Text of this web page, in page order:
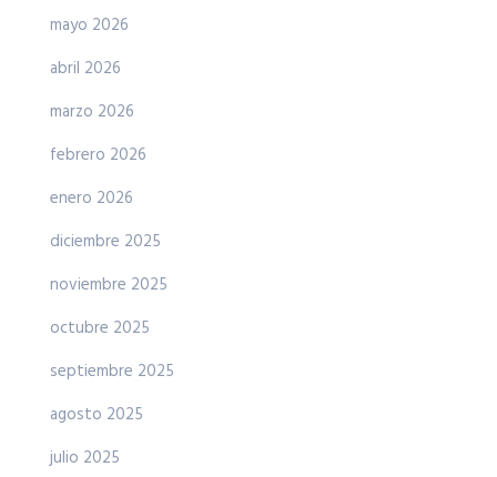
mayo 2026
abril 2026
marzo 2026
febrero 2026
enero 2026
diciembre 2025
noviembre 2025
octubre 2025
septiembre 2025
agosto 2025
julio 2025